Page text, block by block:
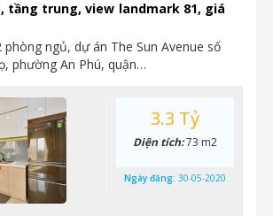
tầng trung, view landmark 81, giá
phòng ngủ, dự án The Sun Avenue số
phường An Phú, quận…
3.3 Tỷ
Diện tích:73 m2
Ngày đăng: 30-05-2020